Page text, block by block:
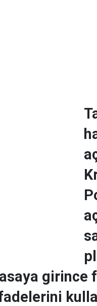
girince